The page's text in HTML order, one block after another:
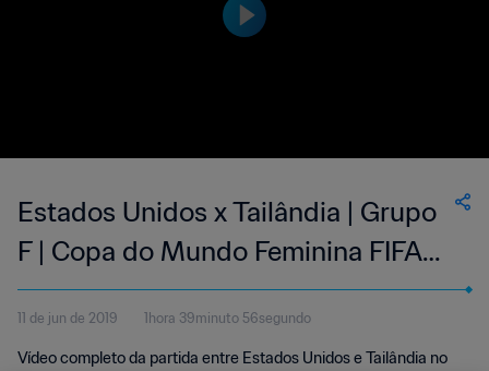
Estados Unidos x Tailândia | Grupo
F | Copa do Mundo Feminina FIFA
2019, no França | Jogo completo
11 de jun de 2019 1hora 39minuto 56segundo
Vídeo completo da partida entre Estados Unidos e Tailândia no